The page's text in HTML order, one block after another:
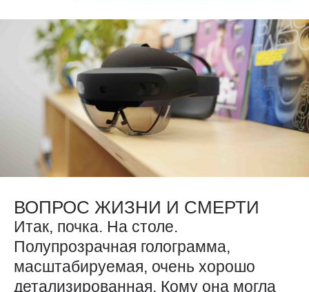
ВОПРОС ЖИЗНИ И СМЕРТИ
Итак, почка. На столе.
Полупрозрачная голограмма,
масштабируемая, очень хорошо
детализированная. Кому она могла